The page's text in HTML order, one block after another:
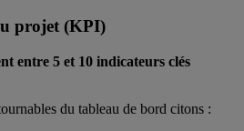
projet (KPI)
entre 5 et 10 indicateurs clés
du tableau de bord citons :